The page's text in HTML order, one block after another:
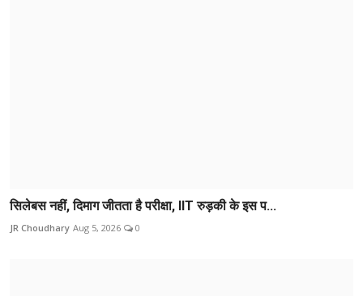
सिलेबस नहीं, दिमाग जीतता है परीक्षा, IIT रुड़की के इस प...
JR Choudhary Aug 5, 2026 0